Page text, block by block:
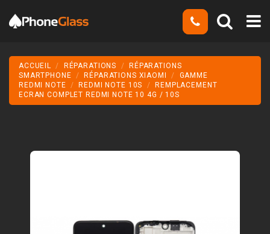
ACCUEIL RÉPARATIONS
RÉPARATIONS
SMARTPHONE
RÉPARATIONS XIAOMI
GAMME
REDMI NOTE
REDMI NOTE 10S
REMPLACEMENT
ECRAN COMPLET REDMI NOTE 10 4G / 10S